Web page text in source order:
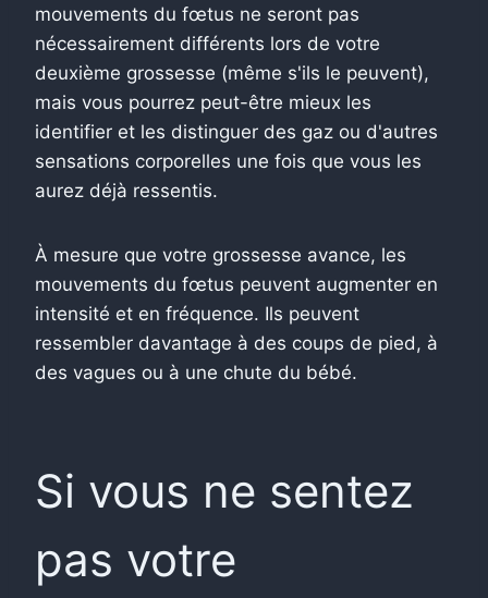
mouvements du fœtus ne seront pas
nécessairement différents lors de votre
deuxième grossesse (même s'ils le peuvent),
mais vous pourrez peut-être mieux les
identifier et les distinguer des gaz ou d'autres
sensations corporelles une fois que vous les
aurez déjà ressentis.
À mesure que votre grossesse avance, les
mouvements du fœtus peuvent augmenter en
intensité et en fréquence. Ils peuvent
ressembler davantage à des coups de pied, à
des vagues ou à une chute du bébé.
Si vous ne sentez
pas votre